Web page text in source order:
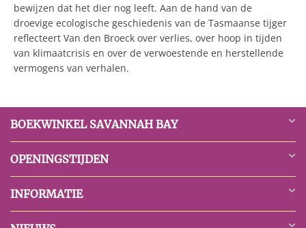
bewijzen dat het dier nog leeft. Aan de hand van de
droevige ecologische geschiedenis van de Tasmaanse tijger
reflecteert Van den Broeck over verlies, over hoop in tijden
van klimaatcrisis en over de verwoestende en herstellende
vermogens van verhalen.
BOEKWINKEL SAVANNAH BAY
OPENINGSTIJDEN
INFORMATIE